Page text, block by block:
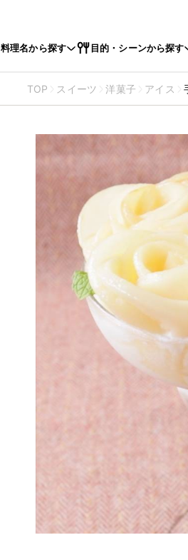
料理名から探す 目的・シーンから探す
TOP スイーツ 洋菓子 アイス